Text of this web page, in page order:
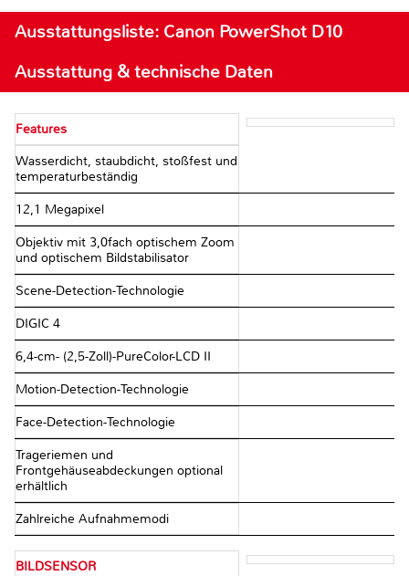
Ausstattungsliste: Canon PowerShot D10
Ausstattung & technische Daten
Features
Wasserdicht, staubdicht, stoßfest und
temperaturbeständig
12,1 Megapixel
Objektiv mit 3,0fach optischem Zoom
und optischem Bildstabilisator
Scene-Detection-Technologie
DIGIC 4
6,4-cm- (2,5-Zoll)-PureColor-LCD II
Motion-Detection-Technologie
Face-Detection-Technologie
Trageriemen und
Frontgehäuseabdeckungen optional
erhältlich
Zahlreiche Aufnahmemodi
BILDSENSOR